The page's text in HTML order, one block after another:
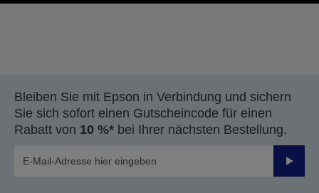
Bleiben Sie mit Epson in Verbindung und sichern
Sie sich sofort einen Gutscheincode für einen
Rabatt von 10 %* bei Ihrer nächsten Bestellung.